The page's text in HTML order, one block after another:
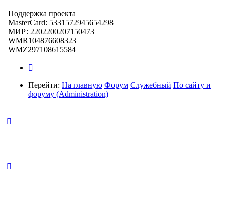
Поддержка проекта
MasterCard: 5331572945654298
МИР: 2202200207150473
WMR104876608323
WMZ297108615584
Перейти: На главную Форум Служебный По сайту и
форуму (Administration)